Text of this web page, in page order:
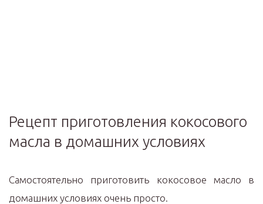
Рецепт приготовления кокосового
масла в домашних условиях
Самостоятельно приготовить кокосовое масло в
домашних условиях очень просто.